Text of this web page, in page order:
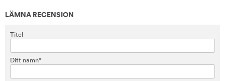
LÄMNA RECENSION
Titel
Ditt namn*